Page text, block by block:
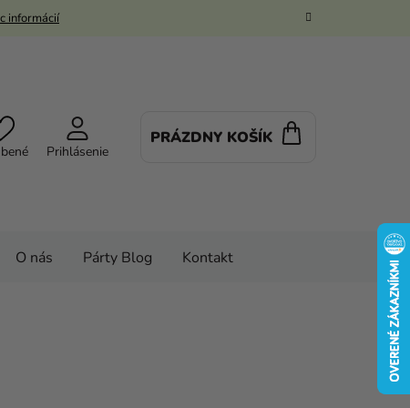
informácií
Prihlásenie
PRÁZDNY KOŠÍK
O nás Párty Blog Kontakt